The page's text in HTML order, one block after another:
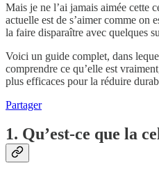
Mais je ne l’ai jamais aimée cette
actuelle est de s’aimer comme on
la faire disparaître avec quelques
Voici un guide complet, dans
comprendre ce qu’elle est
plus efficaces pour la réduire
Partager
1. Qu’est-ce que la